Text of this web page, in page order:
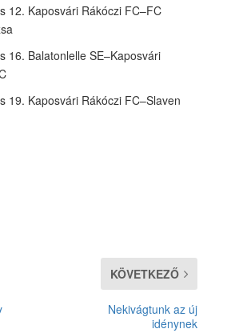
12. Kaposvári Rákóczi FC–FC
16. Balatonlelle SE–Kaposvári
19. Kaposvári Rákóczi FC–Slaven
KÖVETKEZŐ
Nekivágtunk az új
idénynek